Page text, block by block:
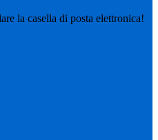
la casella di posta elettronica!